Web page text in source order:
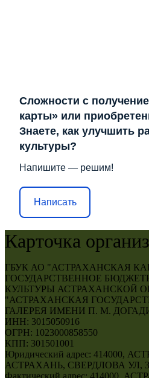
Сложности с
карты» или
Знаете, как улучшить
культуры?
Напишите — решим!
Написать
Карточка
ГБУК АО "АСТРАХАНСКАЯ
ГОСУДАРСТВЕННОЕ
КУЛЬТУРЫ АСТРАХАНСКОЙ
"АСТРАХАНСКАЯ
ГАЛЕРЕЯ ИМЕНИ П. М.
ИНН: 3015050916
ОГРН: 1023000858550
КПП: 301501001
Юридический адрес: 414000,
АСТРАХАНЬ, СВЕРДЛОВА УЛ,
Фактический адрес: 414000,